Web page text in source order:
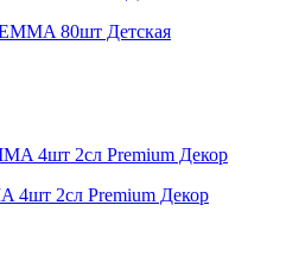
80шт Детская
4шт 2сл Premium Декор